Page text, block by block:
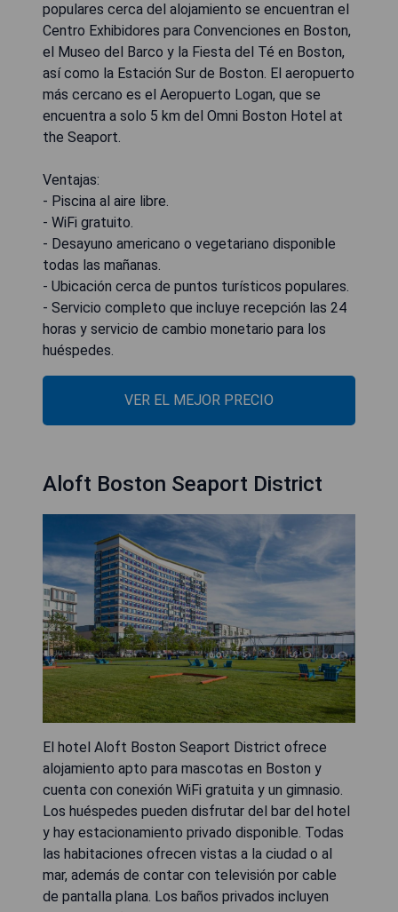
populares cerca del alojamiento se encuentran el
Centro Exhibidores para Convenciones en Boston,
el Museo del Barco y la Fiesta del Té en Boston,
así como la Estación Sur de Boston. El aeropuerto
más cercano es el Aeropuerto Logan, que se
encuentra a solo 5 km del Omni Boston Hotel at
the Seaport.
Ventajas:
- Piscina al aire libre.
- WiFi gratuito.
- Desayuno americano o vegetariano disponible
todas las mañanas.
- Ubicación cerca de puntos turísticos populares.
- Servicio completo que incluye recepción las 24
horas y servicio de cambio monetario para los
huéspedes.
VER EL MEJOR PRECIO
Aloft Boston Seaport District
El hotel Aloft Boston Seaport District ofrece
alojamiento apto para mascotas en Boston y
cuenta con conexión WiFi gratuita y un gimnasio.
Los huéspedes pueden disfrutar del bar del hotel
y hay estacionamiento privado disponible. Todas
las habitaciones ofrecen vistas a la ciudad o al
mar, además de contar con televisión por cable
de pantalla plana. Los baños privados incluyen